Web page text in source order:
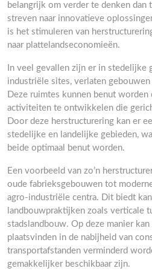
belangrijk om verder te denken
streven naar innovatieve
is het stimuleren van
naar plattelandseconomieën.
In veel gevallen zijn er in stedelijke
industriële sites, verlaten
Deze ruimtes kunnen benut
activiteiten te ontwikkelen die
Door deze herstructurering kan er
stedelijke en landelijke gebieden,
beide optimaal benut worden.
Een voorbeeld van zo’n
oude fabrieksgebouwen tot
agro-industriële centra. Dit biedt
landbouwpraktijken zoals verticale
stadslandbouw. Op deze manier
plaatsvinden in de nabijheid van
transportafstanden verminderd
gemakkelijker beschikbaar zijn.